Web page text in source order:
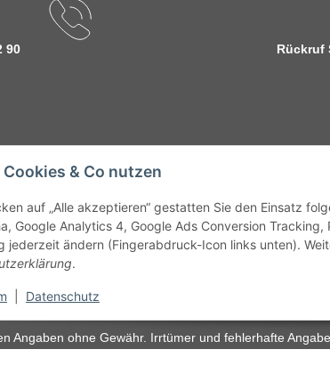
& Co nutzen
auf „Alle akzeptieren“ gestatten Sie den Einsatz
Google Analytics 4, Google Ads Conversion
jederzeit ändern (Fingerabdruck-Icon links unten).
.
Datenschutz
90 Rückruf
Management Sonderteile Karriere
Angaben ohne Gewähr. Irrtümer und fehlerhafte